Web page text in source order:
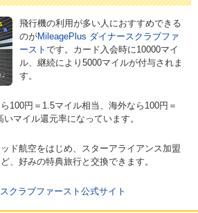
飛行機の利用が多い人におすすめできる
のがMileagePlus ダイナースクラブファ
ースト です。カード入会時に10000マイ
ル、継続により5000マイルが付与されま
す。
100円＝1.5マイル相当、海外なら100円＝
マイル還元率になっています。
ド航空をはじめ、スターアライアンス加盟
、好みの特典旅行と交換できます。
クラブファースト公式サイト